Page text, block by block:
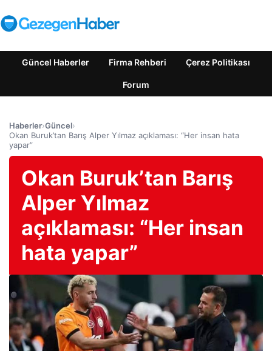
Güncel Haberler Firma Rehberi Çerez Politikası
Forum
Haberler›Güncel›
Okan Buruk’tan Barış Alper Yılmaz açıklaması: “Her insan hata
yapar”
Okan Buruk’tan Barış
Alper Yılmaz
açıklaması: “Her insan
hata yapar”